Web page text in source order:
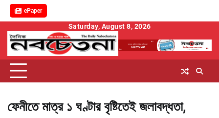
ePaper
content
Saturday, August 8, 2026
ফেনীতে মাত্র ১ ঘণ্টার বৃষ্টিতেই জলাবদ্ধতা,